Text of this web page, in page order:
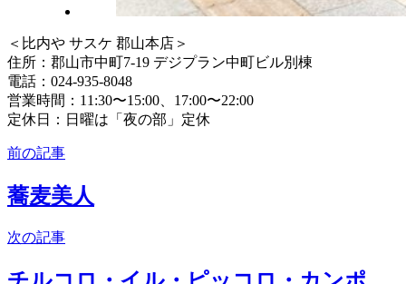
＜比内や サスケ 郡山本店＞
住所：郡山市中町7-19 デジプラン中町ビル別棟
電話：024-935-8048
営業時間：11:30〜15:00、17:00〜22:00
定休日：日曜は「夜の部」定休
前の記事
蕎麦美人
次の記事